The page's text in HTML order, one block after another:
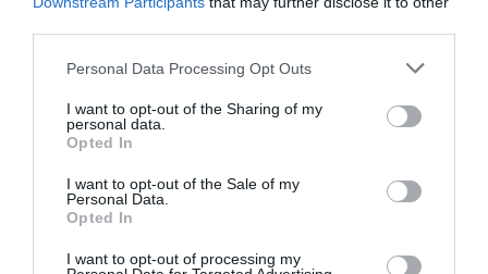
Please note that this website/app uses one or more Google
not limited to your visit or usage behaviour. You may click to
grant or deny consent to Google and its third-party tags to
use your data for below specified purposes in below Google
consent section.
Personal Data Processing Opt Outs
I want to opt-out of the Sharing of my
personal data.
Opted In
I want to opt-out of the Sale of my
Personal Data.
Opted In
I want to opt-out of processing my
Η Εθνική ομάδα μπάσκετ Κορασίδων επικράτησε άνετα
της Ιρλανδίας στην πρεμιέρα του EuroBasket Β' κατηγορίας
έχοντας δύο παίκτριες του Παναθηναϊκού στη σύνθεσή
07.08.2026 ΑΚΑΔΗΜΙΑ ΚΑΛΑΘΟΣΦΑΙΡΙΣΗΣ